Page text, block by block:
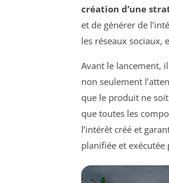
création d’une
et de générer de
les réseaux sociaux,
Avant le lancement,
non seulement
que le produit ne
que toutes les
l’intérêt créé et
planifiée et